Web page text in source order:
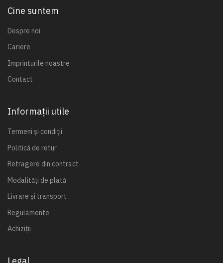
Cine suntem
Despre noi
Cariere
Imprinturile noastre
Contact
Informații utile
Termeni și condiții
Politică de retur
Retragere din contract
Modalități de plată
Livrare și transport
Regulamente
Achiziții